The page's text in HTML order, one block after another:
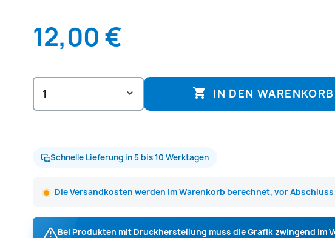
12,00 €
 IN DEN WARENKORB
Schnelle Lieferung in 5 bis 10 Werktagen
Die Versandkosten werden im Warenkorb berechnet, vor
Bei Produkten mit Druckherstellung muss die Grafik zwingend im